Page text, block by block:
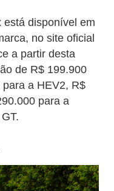
está disponível em
no site oficial
a partir desta
de R$ 199.900
a HEV2, R$
para a